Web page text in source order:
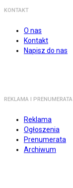
KONTAKT
O nas
Kontakt
Napisz do nas
REKLAMA I PRENUMERATA
Reklama
Ogłoszenia
Prenumerata
Archiwum